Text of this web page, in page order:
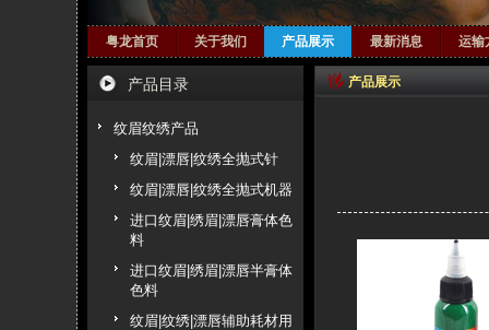
粤龙首页 关于我们 产品展示 最新消息 运输
产品目录
纹眉纹绣产品
纹眉|漂唇|纹绣全抛式针
纹眉|漂唇|纹绣全抛式机器
进口纹眉|绣眉|漂唇膏体色
料
进口纹眉|绣眉|漂唇半膏体
色料
纹眉|纹绣|漂唇辅助耗材用
产品展示